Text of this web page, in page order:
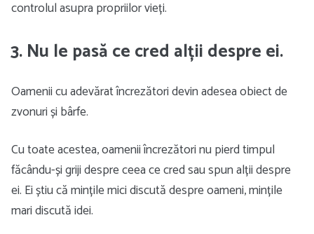
controlul asupra propriilor vieți.
3. Nu le pasă ce cred alții despre ei.
Oamenii cu adevărat încrezători devin adesea obiect de
zvonuri și bârfe.
Cu toate acestea, oamenii încrezători nu pierd timpul
făcându-și griji despre ceea ce cred sau spun alții despre
ei. Ei știu că mințile mici discută despre oameni, mințile
mari discută idei.